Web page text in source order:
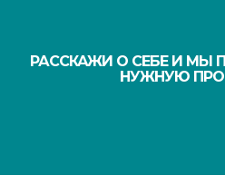
РАССКАЖИ О СЕБЕ И МЫ
НУЖНУЮ